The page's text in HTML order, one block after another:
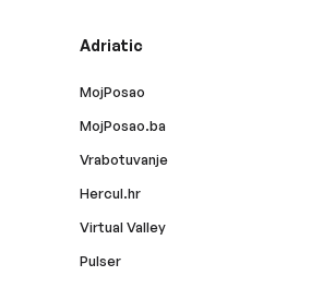
Adriatic
MojPosao
MojPosao.ba
Vrabotuvanje
Hercul.hr
Virtual Valley
Pulser